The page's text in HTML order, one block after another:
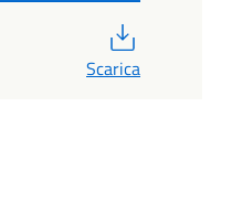
Scarica